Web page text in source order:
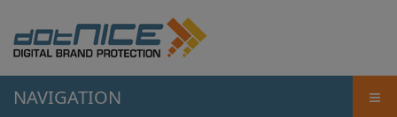
NAVIGATION ≡